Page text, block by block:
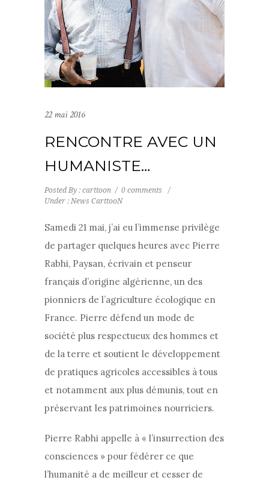
22 mai 2016
RENCONTRE AVEC UN
HUMANISTE…
Posted By : carttoon / 0 comments
/
Under : News CarttooN
Samedi 21 mai, j’ai eu l’immense privilège
de partager quelques heures avec Pierre
Rabhi, Paysan, écrivain et penseur
français d’origine algérienne, un des
pionniers de l’agriculture écologique en
France. Pierre défend un mode de
société plus respectueux des hommes et
de la terre et soutient le développement
de pratiques agricoles accessibles à tous
et notamment aux plus démunis, tout en
préservant les patrimoines nourriciers.
Pierre Rabhi appelle à « l’insurrection des
consciences » pour fédérer ce que
l’humanité a de meilleur et cesser de